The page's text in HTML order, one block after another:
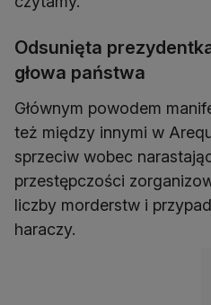
Odsunięta
głowa państwa
Głównym powodem
też między innymi w
sprzeciw wobec
przestępczości
liczby morderstw i
haraczy.